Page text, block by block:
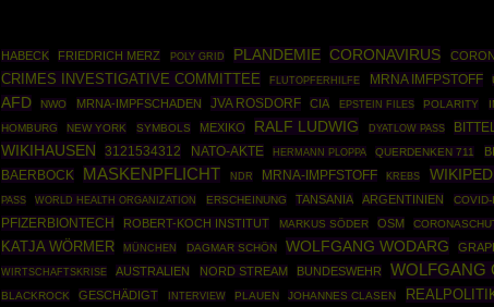
HABECK
FRIEDRICH MERZ POLY GRID PLANDEMIE CORONAVIRUS
CRIMES INVESTIGATIVE COMMITTEE
FLUTOPFERHILFE MRNA IMFPSTOFF
AFD NWO MRNA-IMPFSCHADEN JVA ROSDORF CIA EPSTEIN FILES POLARITY
HOMBURG
NEW YORK SYMBOLS MEXIKO RALF LUDWIG DYATLOW PASS
WIKIHAUSEN 3121534312 NATO-AKTE HERMANN PLOPPA QUERDENKEN 711
BAERBOCK
MASKENPFLICHT NDR MRNA-IMPFSTOFF KREBS
PASS WORLD HEALTH ORGANIZATION ERSCHEINUNG TANSANIA ARGENTINIEN COVID-
PFIZERBIONTECH ROBERT-KOCH INSTITUT MARKUS SÖDER OSM
KATJA WÖRMER MÜNCHEN DAGMAR SCHÖN WOLFGANG WODARG
WIRTSCHAFTSKRISE AUSTRALIEN NORD STREAM BUNDESWEHR WOLFGANG
BLACKROCK
GESCHÄDIGT INTERVIEW PLAUEN JOHANNES CLASEN